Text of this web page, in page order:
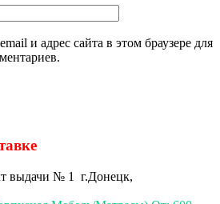
и адрес сайта в этом браузере для
выдачи № 1 г.Донецк,